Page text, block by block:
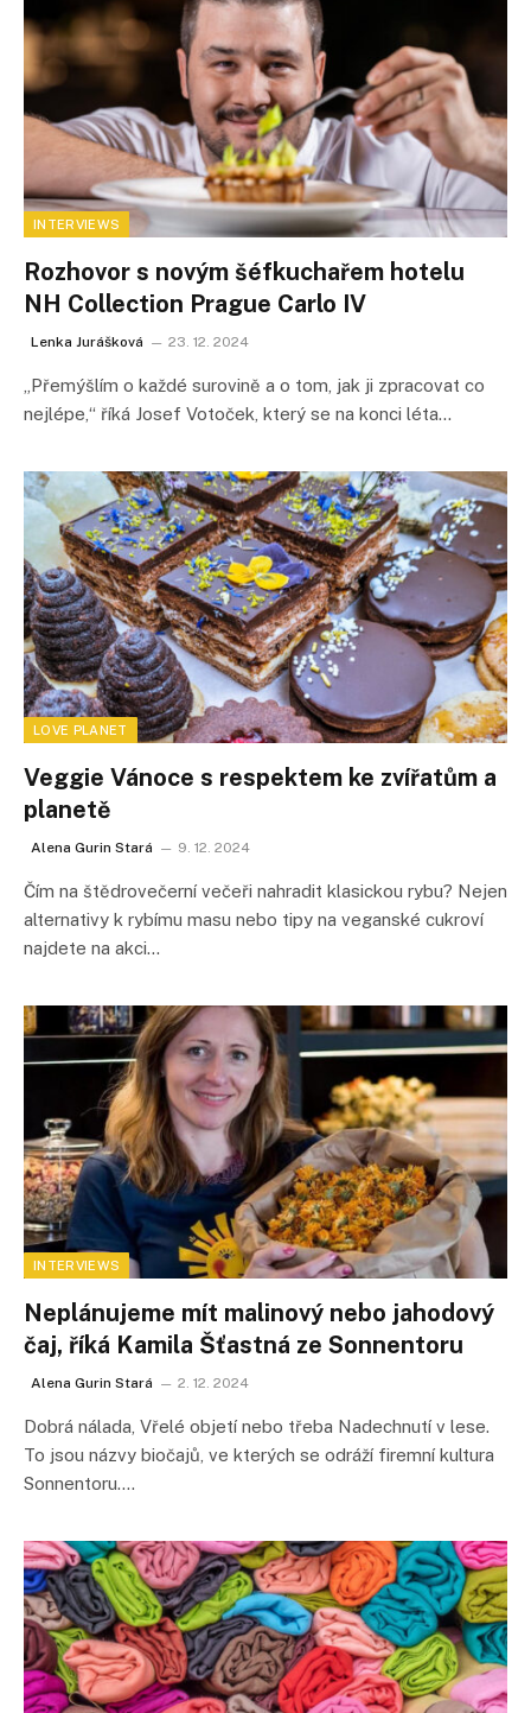
INTERVIEWS
Rozhovor s novým šéfkuchařem hotelu
NH Collection Prague Carlo IV
Lenka Jurášková 23. 12. 2024
„Přemýšlím o každé surovině a o tom, jak ji zpracovat co
nejlépe,“ říká Josef Votoček, který se na konci léta…
LOVE PLANET
Veggie Vánoce s respektem ke zvířatům a
planetě
Alena Gurin Stará 9. 12. 2024
Čím na štědrovečerní večeři nahradit klasickou rybu? Nejen
alternativy k rybímu masu nebo tipy na veganské cukroví
najdete na akci…
INTERVIEWS
Neplánujeme mít malinový nebo jahodový
čaj, říká Kamila Šťastná ze Sonnentoru
Alena Gurin Stará 2. 12. 2024
Dobrá nálada, Vřelé objetí nebo třeba Nadechnutí v lese.
To jsou názvy biočajů, ve kterých se odráží firemní kultura
Sonnentoru.…